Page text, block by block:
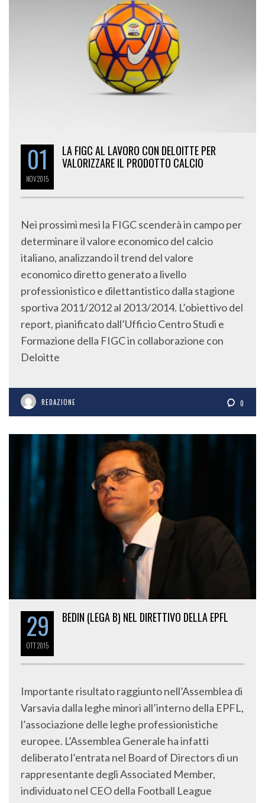
01
NOV2015
LA FIGC AL LAVORO CON DELOITTE PER
VALORIZZARE IL PRODOTTO CALCIO
Nei prossimi mesi la FIGC scenderà in campo per
determinare il valore economico del calcio
italiano, analizzando il trend del valore
economico diretto generato a livello
professionistico e dilettantistico dalla stagione
sportiva 2011/2012 al 2013/2014. L’obiettivo del
report, pianificato dall’Ufficio Centro Studi e
Formazione della FIGC in collaborazione con
Deloitte
REDAZIONE 0
29
OTT 2015
BEDIN (LEGA B) NEL DIRETTIVO DELLA EPFL
Importante risultato raggiunto nell’Assemblea di
Varsavia dalla leghe minori all’interno della EPFL,
l’associazione delle leghe professionistiche
europee. L’Assemblea Generale ha infatti
deliberato l’entrata nel Board of Directors di un
rappresentante degli Associated Member,
individuato nel CEO della Football League